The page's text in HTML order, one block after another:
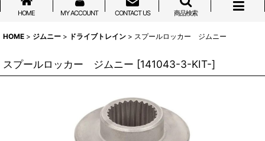
HOME MY ACCOUNT CONTACT US 商品検索
HOME > ジムニー > ドライブトレイン > スプールロッカー ジムニー
スプールロッカー ジムニー [141043-3-KIT-]